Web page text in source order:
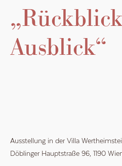
Ausblick“
Ausstellung in der Villa
Döblinger Hauptstraße 96, 1190